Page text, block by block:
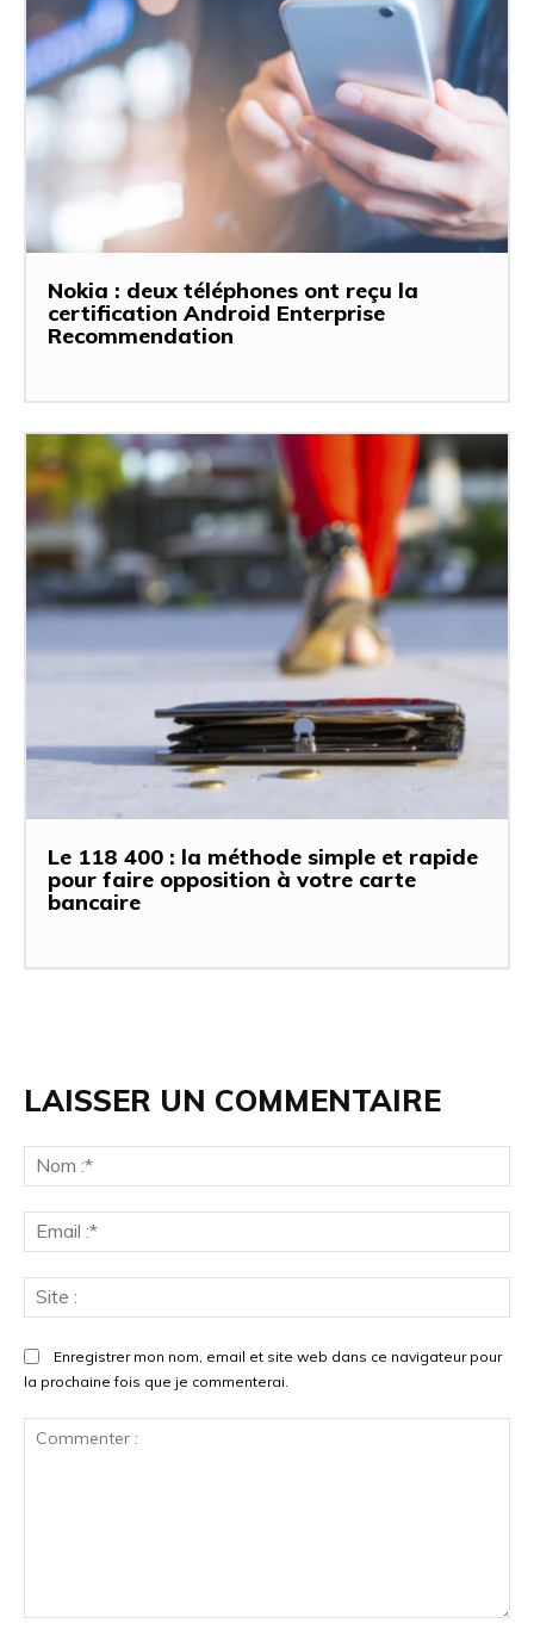
Nokia : deux téléphones ont reçu la
certification Android Enterprise
Recommendation
Le 118 400 : la méthode simple et rapide
pour faire opposition à votre carte
bancaire
LAISSER UN COMMENTAIRE
Enregistrer mon nom, email et site web dans ce navigateur pour
la prochaine fois que je commenterai.